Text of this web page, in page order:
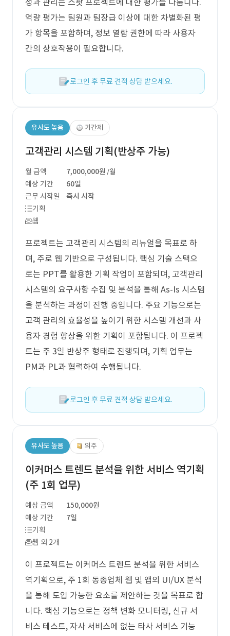
성과 관리는 스팟 프로젝트에 대한 평가를 다룹니다.
역량 평가는 팀원과 팀장급 이상에 대한 차별화된 평
가 항목을 포함하며, 정보 열람 권한에 따라 사용자
간의 상호작용이 필요합니다.
로그인 후 무료 견적 상담 받으세요.
유사도 높음 기간제
고객관리 시스템 기획(반상주 가능)
월 금액 7,000,000원 /월
예상 기간
60일
근무 시작일
즉시 시작
기획
웹
프로젝트는 고객관리 시스템의 리뉴얼을 목표로 하
며, 주로 웹 기반으로 구성됩니다. 핵심 기술 스택으
로는 PPT를 활용한 기획 작업이 포함되며, 고객관리
시스템의 요구사항 수집 및 분석을 통해 As-Is 시스템
을 분석하는 과정이 진행 중입니다. 주요 기능으로는
고객 관리의 효율성을 높이기 위한 시스템 개선과 사
용자 경험 향상을 위한 기획이 포함됩니다. 이 프로젝
트는 주 3일 반상주 형태로 진행되며, 기획 업무는
PM과 PL과 협력하여 수행됩니다.
로그인 후 무료 견적 상담 받으세요.
유사도 높음 외주
이커머스 트렌드 분석을 위한 서비스 역기획
(주 1회 업무)
예상 금액
150,000원
예상 기간
7일
기획
웹 외 2개
이 프로젝트는 이커머스 트렌드 분석을 위한 서비스
역기획으로, 주 1회 동종업체 웹 및 앱의 UI/UX 분석
을 통해 도입 가능한 요소를 제안하는 것을 목표로 합
니다. 핵심 기능으로는 정책 변화 모니터링, 신규 서
비스 테스트, 자사 서비스에 없는 타사 서비스 기능